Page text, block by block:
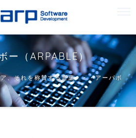
ー（ARPABLE）
、それを称賛する言葉・・・アーパボ
ー